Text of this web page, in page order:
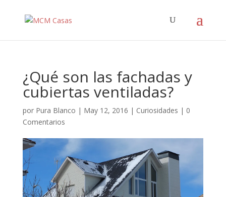
¿Qué son las fachadas y
cubiertas ventiladas?
por Pura Blanco | May 12, 2016 | Curiosidades | 0
Comentarios